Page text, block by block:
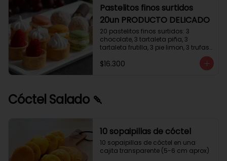
Relleno de crema de leche con
avellanas (15%) y decorado con
crocanti de avellanas.
Pastelitos finos surtidos
20un PRODUCTO DELICADO
20 pastelitos finos surtidos: 3
chocolate, 3 tartaleta piña, 3
tartaleta frutilla, 3 pie limon, 3 trufas
crema, 2 macarrones
$16.300
Cóctel Salado 🍡
10 sopaipillas de cóctel
10 sopaipillas de cóctel en una
cajita transparente (5-6 cm aprox)